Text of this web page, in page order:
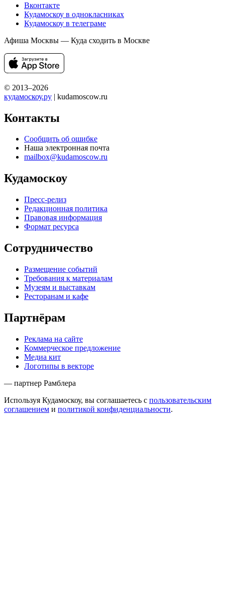
Вконтакте
Кудамоскоу в однокласниках
Кудамоскоу в телеграме
Афиша Москвы — Куда сходить в Москве
© 2013–2026
кудамоскоу.ру | kudamoscow.ru
Контакты
Сообщить об ошибке
Наша электронная почта
mailbox@kudamoscow.ru
Кудамоскоу
Пресс-релиз
Редакционная политика
Правовая информация
Формат ресурса
Сотрудничество
Размещение событий
Требования к материалам
Музеям и выставкам
Ресторанам и кафе
Партнёрам
Реклама на сайте
Коммерческое предложение
Медиа кит
Логотипы в векторе
— партнер Рамблера
Используя Кудамоскоу, вы соглашаетесь с пользовательским
соглашением и политикой конфиденциальности.